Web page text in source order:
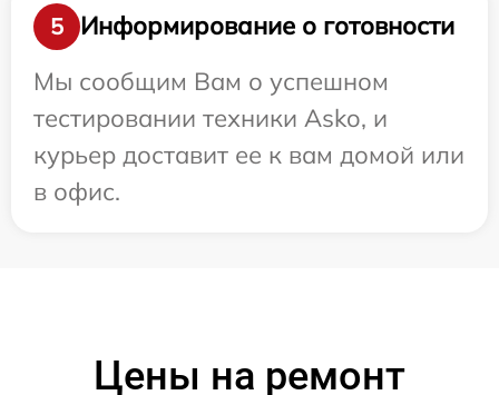
5
Информирование о готовности
Мы сообщим Вам о успешном
тестировании техники Asko, и
курьер доставит ее к вам домой или
в офис.
Цены на ремонт